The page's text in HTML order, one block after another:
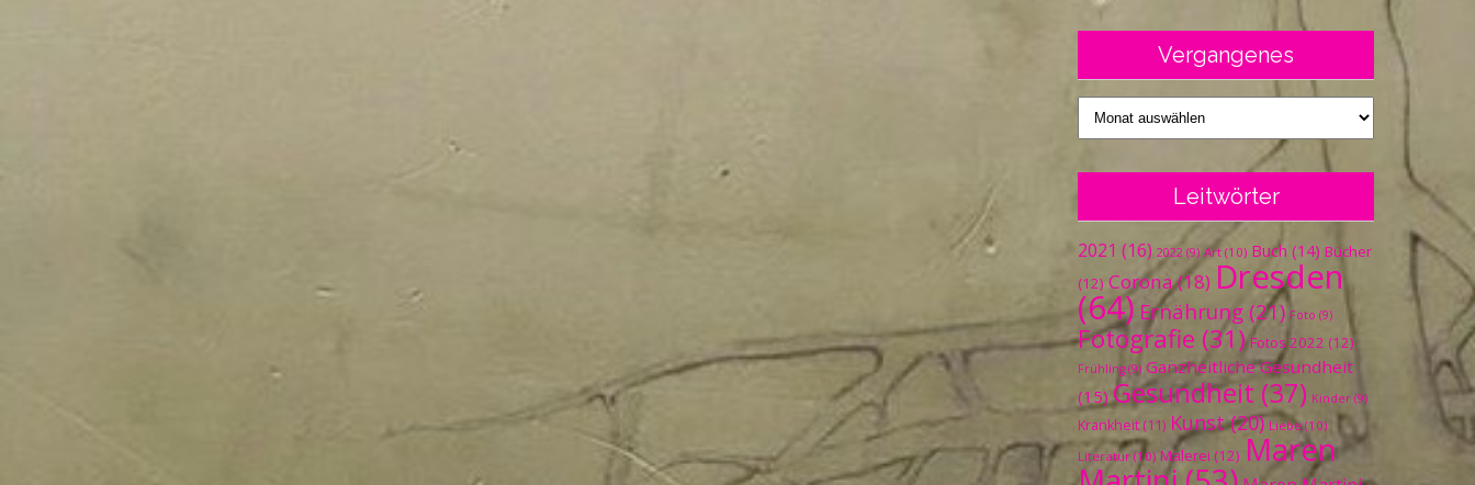
Vergangenes
Vergangenes
Leitwörter
2021 (16) 2022 (9) Art (10) Buch (14) Bücher
(12) Corona(18) Dresden
(64) Ernährung (21) Foto (9)
Fotografie (31) Fotos 2022 (12)
Frühling (9) Ganzheitliche Gesundheit
(15) Gesundheit (37) Kinder (9)
Krankheit (11) Kunst(20) Liebe(10)
Literatur (10) Malerei (12) Maren